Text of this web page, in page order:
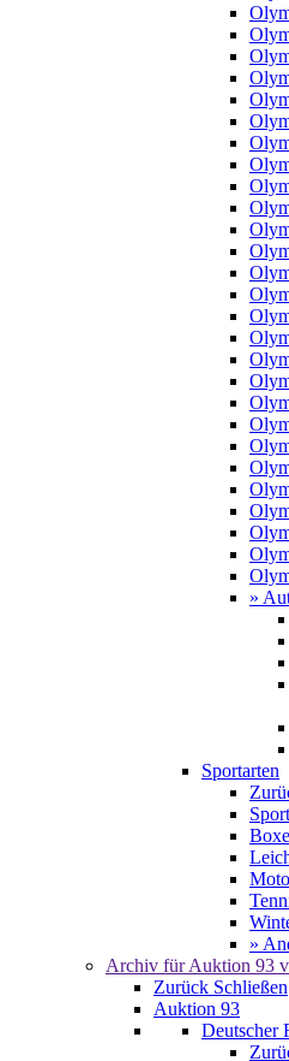
»
Sportarten
»
Archiv für Auktion 93
Zurück Schließen
Auktion 93
Deutscher